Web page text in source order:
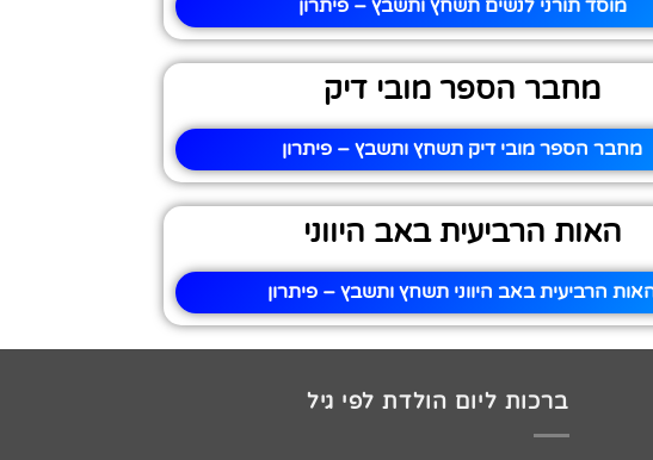
מוסד תורני לנשים תשחץ ותשבץ – פיתרון
מחבר הספר מובי דיק
מחבר הספר מובי דיק תשחץ ותשבץ – פיתרון
האות הרביעית באב היווני
הרביעית באב היווני תשחץ ותשבץ – פיתרון
ברכות ליום הולדת לפי גיל